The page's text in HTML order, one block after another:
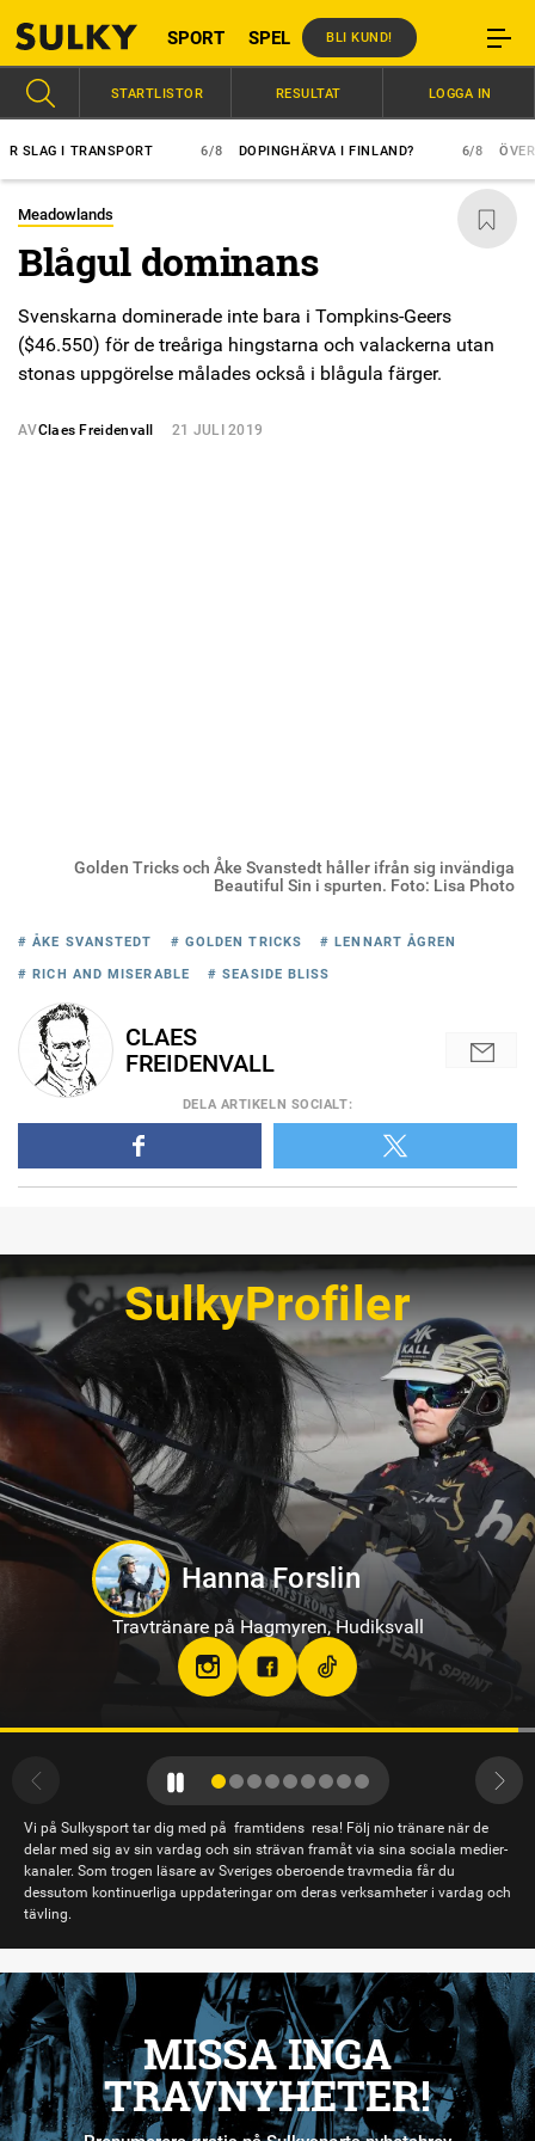
SPORT SPEL BLI KUND!
I TRANSPORT DOPINGHÄRVA I FINLAND?
STARTLISTOR RESULTAT LOGGA IN
Meadowlands
Blågul dominans
Svenskarna dominerade inte bara i Tompkins-Geers
($46.550) för de treåriga hingstarna och valackerna utan
stonas uppgörelse målades också i blågula färger.
AVClaes Freidenvall 21 JULI 2019
Golden Tricks och Åke Svanstedt håller ifrån sig invändiga
Beautiful Sin i spurten. Foto: Lisa Photo
# ÅKE SVANSTEDT # GOLDEN TRICKS # LENNART ÅGREN
# RICH AND MISERABLE # SEASIDE BLISS
CLAES
FREIDENVALL
DELA ARTIKELN SOCIALT:
SulkyProfiler
Sandra Eriksson
Travtränare på Bodentravet
stallsandraeriksson
Vi på Sulkysport tar dig med på framtidens resa! Följ nio tränare när de
delar med sig av sin vardag och sin strävan framåt via sina sociala medier-
kanaler. Som trogen läsare av Sveriges oberoende travmedia får du
dessutom kontinuerliga uppdateringar om deras verksamheter i vardag och
tävling.
MISSA INGA
TRAVNYHETER!